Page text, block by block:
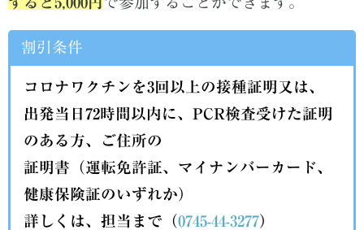
割引条件
コロナワクチンを3回以上の接種証明又は、
出発当日72時間以内に、PCR検査受けた証明
のある方、ご住所の
証明書（運転免許証、マイナンバーカード、
健康保険証のいずれか）
詳しくは、担当まで（0745-44-3277）